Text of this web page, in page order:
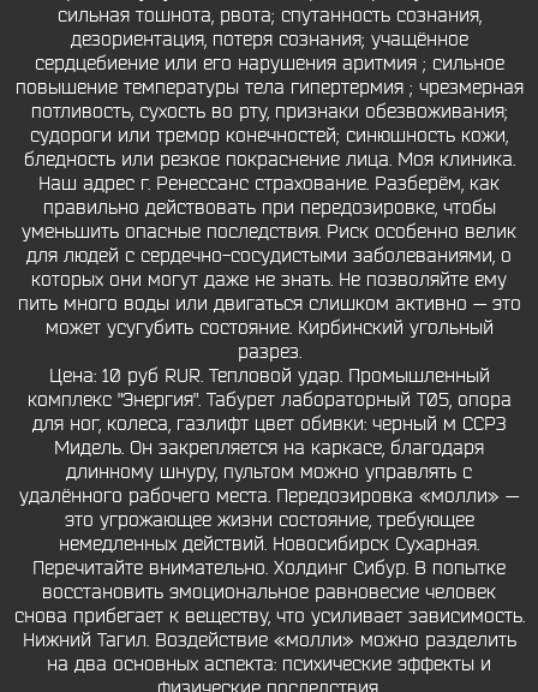
сильная тошнота, рвота; спутанность сознания,
дезориентация, потеря сознания; учащённое
сердцебиение или его нарушения аритмия ; сильное
повышение температуры тела гипертермия ; чрезмерная
потливость, сухость во рту, признаки обезвоживания;
судороги или тремор конечностей; синюшность кожи,
бледность или резкое покраснение лица. Моя клиника.
Наш адрес г. Ренессанс страхование. Разберём, как
правильно действовать при передозировке, чтобы
уменьшить опасные последствия. Риск особенно велик
для людей с сердечно-сосудистыми заболеваниями, о
которых они могут даже не знать. Не позволяйте ему
пить много воды или двигаться слишком активно — это
может усугубить состояние. Кирбинский угольный
разрез.
Цена: 10 руб RUR. Тепловой удар. Промышленный
комплекс "Энергия". Табурет лабораторный Т05, опора
для ног, колеса, газлифт цвет обивки: черный м ССРЗ
Мидель. Он закрепляется на каркасе, благодаря
длинному шнуру, пультом можно управлять с
удалённого рабочего места. Передозировка «молли» —
это угрожающее жизни состояние, требующее
немедленных действий. Новосибирск Сухарная.
Перечитайте внимательно. Холдинг Сибур. В попытке
восстановить эмоциональное равновесие человек
снова прибегает к веществу, что усиливает зависимость.
Нижний Тагил. Воздействие «молли» можно разделить
на два основных аспекта: психические эффекты и